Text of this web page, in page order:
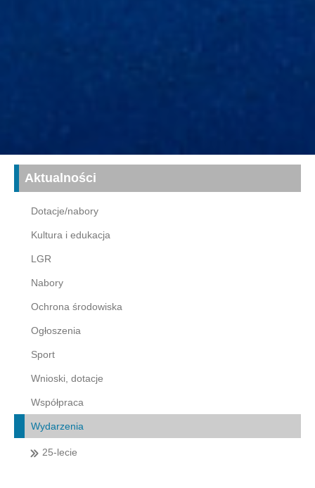
Aktualności
Dotacje/nabory
Kultura i edukacja
LGR
Nabory
Ochrona środowiska
Ogłoszenia
Sport
Wnioski, dotacje
Współpraca
Wydarzenia
25-lecie